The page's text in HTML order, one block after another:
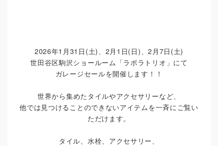
2026年1月31日(土)、2月1日(日)、2月7日(土)
世田谷区駒沢ショールーム「ラボラトリオ」にて
ガレージセールを開催します！！
世界から集めたタイルやアクセサリーなど、
他では見つけることのできないアイテムを一斉にご覧い
ただけます。
タイル、水栓、アクセサリー、